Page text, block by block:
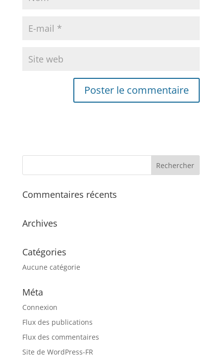
Commentaires récents
Archives
Catégories
Aucune catégorie
Méta
Connexion
Flux des publications
Flux des commentaires
Site de WordPress-FR